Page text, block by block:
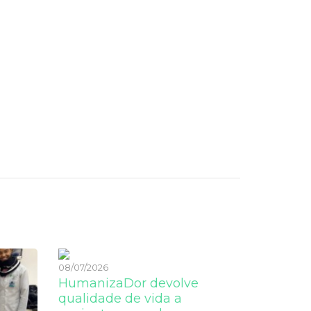
08/07/2026
HumanizaDor devolve
qualidade de vida a